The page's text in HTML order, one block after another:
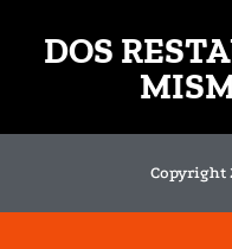
DOS
Copyright